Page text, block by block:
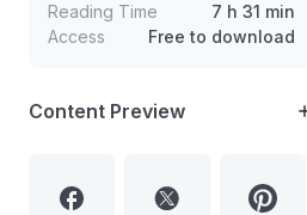
Reading Time
7 h 31 min
Access
Free to download
Content Preview